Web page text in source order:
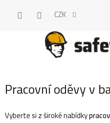
CZK
Pracovní oděvy v
Vyberte si z široké nabídky